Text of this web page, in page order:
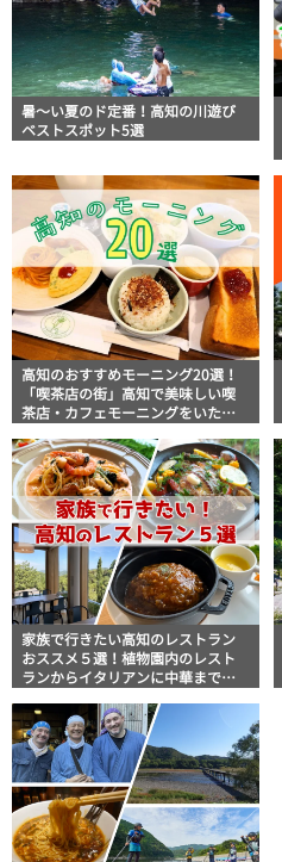
暑～い夏のド定番！高知の川遊び
ベストスポット5選
高知のおすすめモーニング20選！
「喫茶店の街」高知で美味しい喫
茶店・カフェモーニングをいただ
家族で行きたい高知のレストラン
おススメ５選！植物園内のレスト
ランからイタリアンに中華まで楽